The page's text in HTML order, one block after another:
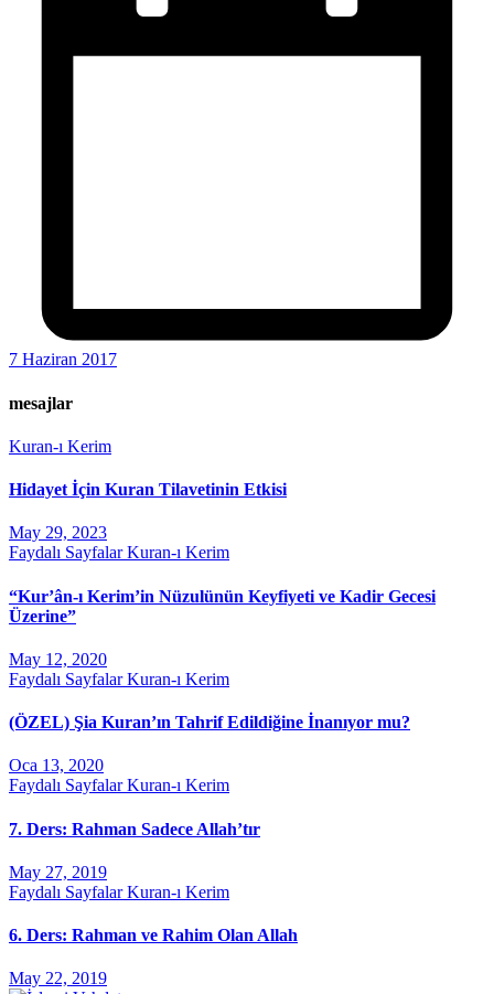
7 Haziran 2017
mesajlar
Kuran-ı Kerim
Hidayet İçin Kuran Tilavetinin Etkisi
May 29, 2023
Faydalı SayfalarKuran-ı Kerim
“Kur’ân-ı Kerim’in Nüzulünün Keyfiyeti ve Kadir Gecesi
Üzerine”
May 12, 2020
Faydalı SayfalarKuran-ı Kerim
(ÖZEL) Şia Kuran’ın Tahrif Edildiğine İnanıyor mu?
Oca 13, 2020
Faydalı SayfalarKuran-ı Kerim
7. Ders: Rahman Sadece Allah’tır
May 27, 2019
Faydalı SayfalarKuran-ı Kerim
6. Ders: Rahman ve Rahim Olan Allah
May 22, 2019